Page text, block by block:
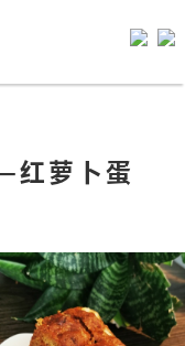
红萝卜蛋